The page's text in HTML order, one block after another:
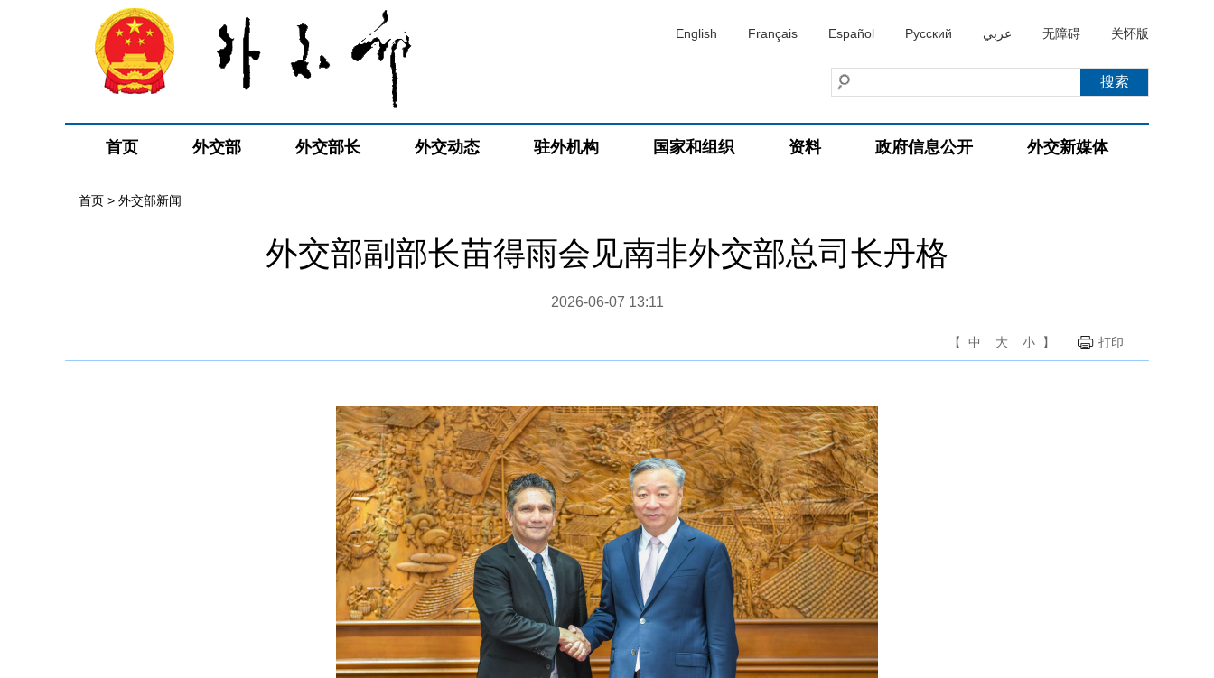
English Français Español Русский عربي 无障碍 关怀版
首页 外交部 外交部长 外交动态 驻外机构 国家和组织 资料 政府信息公开 外交新媒体
首页 > 外交部新闻
外交部副部长苗得雨会见南非外交部总司长丹格
2026-06-07 13:11
【 中 大 小 】 打印